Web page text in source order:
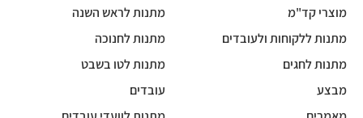
מוצרי קד"מ
מתנות ללקוחות ולעובדים
מתנות לחגים
מבצע
מתנות לראש השנה
מתנות לחנוכה
מתנות לטו בשבט
עובדים